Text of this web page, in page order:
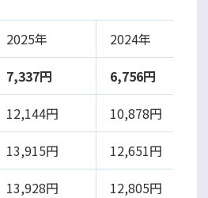
2025年
2024年
7,337円
6,756円
12,144円
10,878円
13,915円
12,651円
13,928円
12,805円